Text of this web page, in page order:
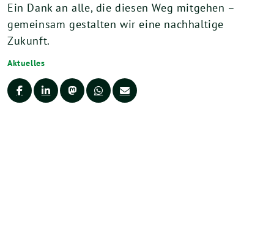
Ein Dank an alle, die diesen Weg mitgehen –
gemeinsam gestalten wir eine nachhaltige
Zukunft.
Aktuelles